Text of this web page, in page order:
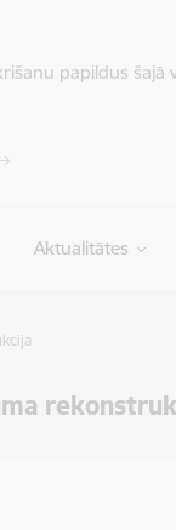
papildus
Aktualitātes